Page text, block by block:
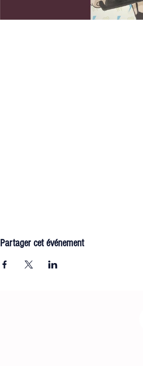
Partager cet événement